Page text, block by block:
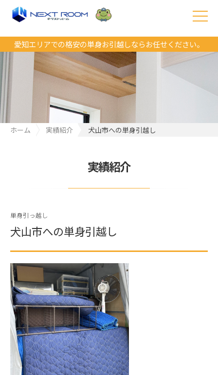
愛知エリアでの格安の単身お引越しならお任せください。
ホーム 実績紹介 犬山市への単身引越し
実績紹介
単身引っ越し
犬山市への単身引越し